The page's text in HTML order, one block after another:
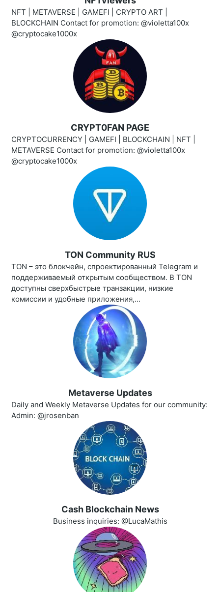
NFT | METAVERSE | GAMEFI | CRYPTO ART |
BLOCKCHAIN Contact for promotion: @violetta100x
@cryptocake1000x
CRYPT0FAN PAGE
CRYPTOCURRENCY | GAMEFI | BLOCKCHAIN | NFT |
METAVERSE Contact for promotion: @violetta100x
@cryptocake1000x
TON Community RUS
TON – это блокчейн, спроектированный Telegram и
поддерживаемый открытым сообществом. В TON
доступны сверхбыстрые транзакции, низкие
комиссии и удобные приложения,...
Metaverse Updates
Daily and Weekly Metaverse Updates for our community:
Admin: @jrosenban
Cash Blockchain News
Business inquiries: @LucaMathis